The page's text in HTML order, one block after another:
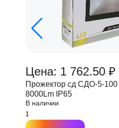
Цена: 1 762.50 ₽
Прожектор сд СДО-5-
8000Lm IP65
В наличии